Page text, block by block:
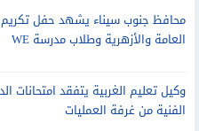
محافظ جنوب سيناء يشهد حفل تكريم
العامة والأزهرية وطلاب مدرسة WE
وكيل تعليم الغربية يتفقد امتحانات
الفنية من غرفة العمليات